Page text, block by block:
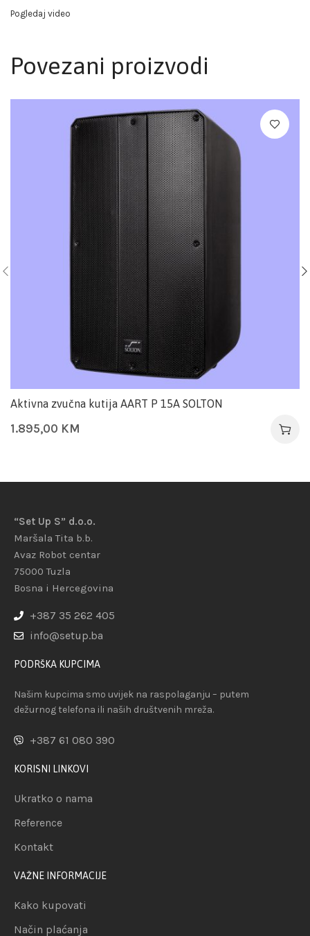
Pogledaj video
Povezani proizvodi
Aktivna zvučna kutija AART P 15A SOLTON
1.895,00 KM
“Set Up S” d.o.o.
Maršala Tita b.b.
Avaz Robot centar
75000 Tuzla
Bosna i Hercegovina
+387 35 262 405
info@setup.ba
PODRŠKA KUPCIMA
Našim kupcima smo uvijek na raspolaganju – putem
dežurnog telefona ili naših društvenih mreža.
+387 61 080 390
KORISNI LINKOVI
Ukratko o nama
Reference
Kontakt
VAŽNE INFORMACIJE
Kako kupovati
Način plaćanja